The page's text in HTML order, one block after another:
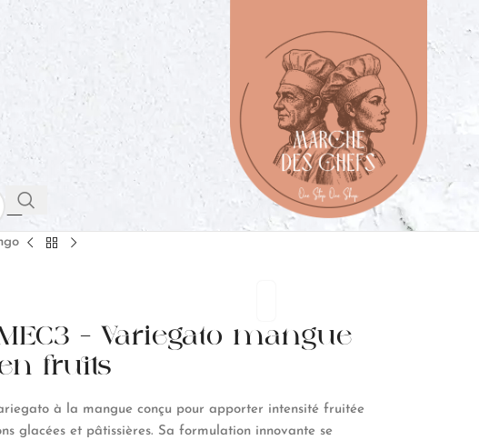
– Variegato mangue
fruits
à la mangue conçu pour apporter intensité fruitée
glacées et pâtissières. Sa formulation innovante se